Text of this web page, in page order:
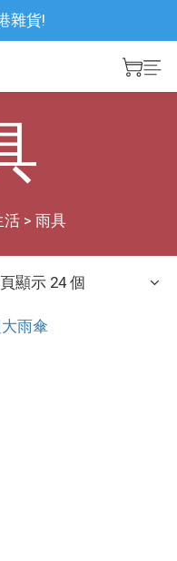
雜貨!
活 > 雨具
顯示 24 個